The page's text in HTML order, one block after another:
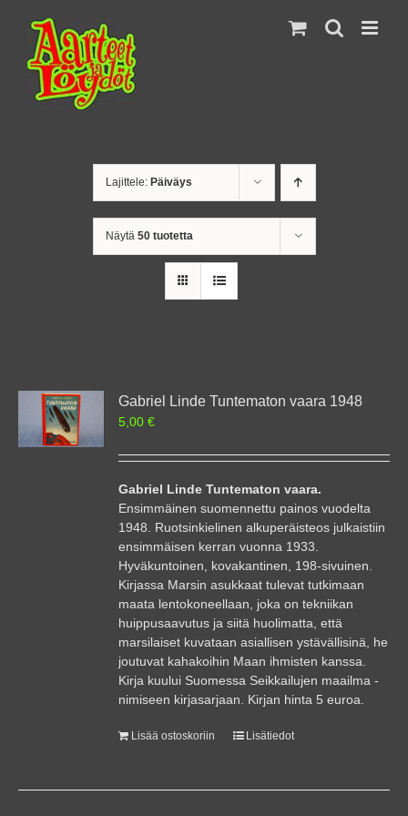
content
Lajittele: Päiväys
Näytä 50 tuotetta
Gabriel Linde Tuntematon vaara 1948
5,00€
Gabriel Linde Tuntematon vaara.
Ensimmäinen suomennettu painos vuodelta
1948. Ruotsinkielinen alkuperäisteos julkaistiin
ensimmäisen kerran vuonna 1933.
Hyväkuntoinen, kovakantinen, 198-sivuinen.
Kirjassa Marsin asukkaat tulevat tutkimaan
maata lentokoneellaan, joka on tekniikan
huippusaavutus ja siitä huolimatta, että
marsilaiset kuvataan asiallisen ystävällisinä, he
joutuvat kahakoihin Maan ihmisten kanssa.
Kirja kuului Suomessa Seikkailujen maailma -
nimiseen kirjasarjaan. Kirjan hinta 5 euroa.
Lisää ostoskoriin Lisätiedot